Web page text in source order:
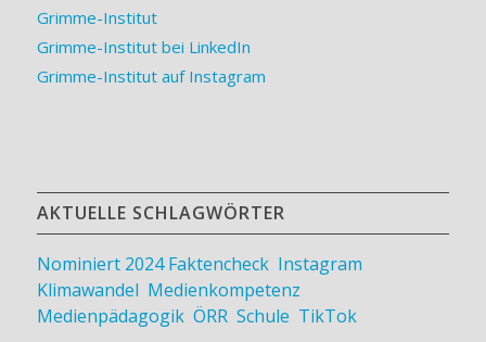
Grimme-Institut
Grimme-Institut bei LinkedIn
Grimme-Institut auf Instagram
AKTUELLE SCHLAGWÖRTER
Nominiert 2024 Faktencheck, Instagram
Klimawandel Medienkompetenz
Medienpädagogik, ÖRR, Schule TikTok